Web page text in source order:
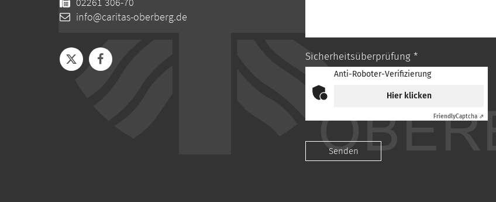
Sicherheitsüberprüfung *
Anti-Roboter-Verifizierung
Hier klicken
FriendlyCaptcha ⇗
info@caritas-oberberg.de